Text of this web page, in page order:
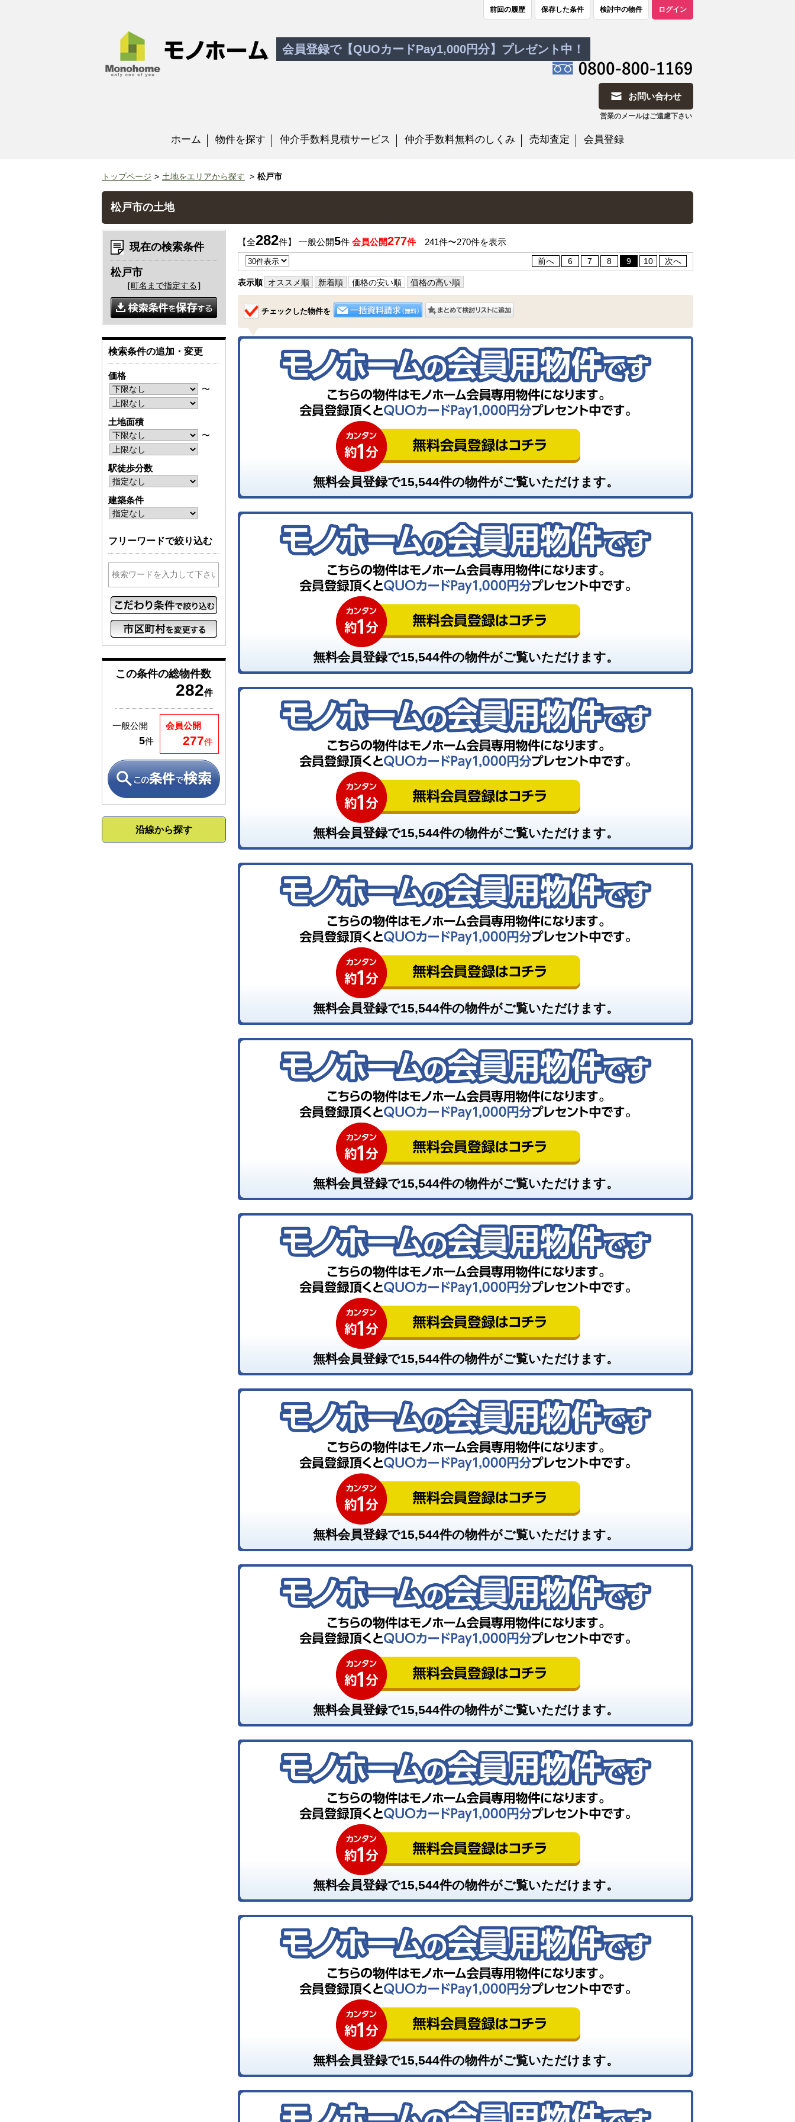
前回の履歴 保存した条件 検討中の物件 ログイン
会員登録で【QUOカードPay1,000円分】プレゼント中！
お問い合わせ
営業のメールはご遠慮下さい
ホーム 物件を探す 仲介手数料見積サービス 仲介手数料無料のしくみ 売却査定 会員登録
トップページ 土地をエリアから探す 松戸市
松戸市の土地
【全282件】 一般公開5件 会員公開277件241件〜270件を表示
前へ 6 7 8 9 10 次へ
表示順 オススメ順 新着順 価格の安い順 価格の高い順
チェックした物件を
無料会員登録で15,544件の物件がご覧いただけます。
無料会員登録で15,544件の物件がご覧いただけます。
無料会員登録で15,544件の物件がご覧いただけます。
無料会員登録で15,544件の物件がご覧いただけます。
無料会員登録で15,544件の物件がご覧いただけます。
無料会員登録で15,544件の物件がご覧いただけます。
無料会員登録で15,544件の物件がご覧いただけます。
無料会員登録で15,544件の物件がご覧いただけます。
無料会員登録で15,544件の物件がご覧いただけます。
無料会員登録で15,544件の物件がご覧いただけます。
現在の検索条件
松戸市
［町名まで指定する ］
検索条件の追加・変更
価格
〜
土地面積
〜
駅徒歩分数
建築条件
フリーワードで絞り込む
この条件の総物件数
282件
会員公開
277件
一般公開
5件
沿線から探す